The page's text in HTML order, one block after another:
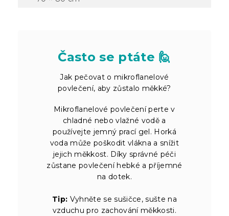
Často se ptáte 🙋
Jak pečovat o mikroflanelové
povlečení, aby zůstalo měkké?
Mikroflanelové povlečení perte v
chladné nebo vlažné vodě a
používejte jemný prací gel. Horká
voda může poškodit vlákna a snížit
jejich měkkost. Díky správné péči
zůstane povlečení hebké a příjemné
na dotek.
Tip: Vyhněte se sušičce, sušte na
vzduchu pro zachování měkkosti.